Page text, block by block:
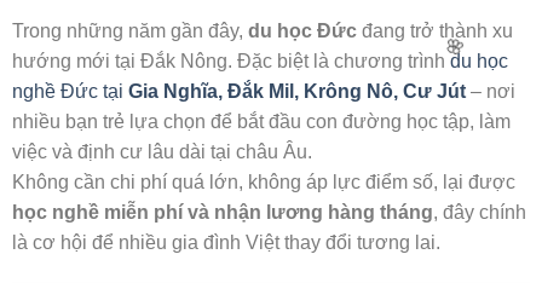
Trong những năm gần đây, du học Đức đang trở thành xu
hướng mới tại Đắk Nông. Đặc biệt là chương trình du học
nghề Đức tại Gia Nghĩa, Đắk Mil, Krông Nô, Cư Jút – nơi
nhiều bạn trẻ lựa chọn để bắt đầu con đường học tập, làm
việc và định cư lâu dài tại châu Âu.
Không cần chi phí quá lớn, không áp lực điểm số, lại được
học nghề miễn phí và nhận lương hàng tháng, đây chính
là cơ hội để nhiều gia đình Việt thay đổi tương lai.